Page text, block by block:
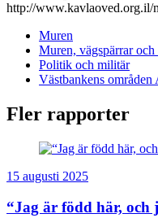
http://www.kavlaoved.org.il/
Muren
Muren, vägspärrar
Politik och militär
Västbankens områden
Fler rapporter
15 augusti 2025
“Jag är född här, och